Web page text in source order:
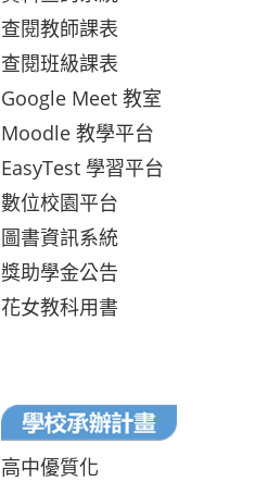
查閱教師課表
查閱班級課表
Google Meet 教室
Moodle 教學平台
EasyTest 學習平台
數位校園平台
圖書資訊系統
獎助學金公告
花女教科用書
高中優質化